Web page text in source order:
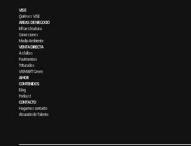
VISE
Quién es VISE
ÁREAS DE NEGOCIO
Infraestructura
Concesiones
Medio Ambiente
VENTA DIRECTA
Asfaltos
Pavimentos
Triturados
VISMART Green
AMOR
CONTENIDOS
Blog
Podcast
CONTACTO
Hagamos contacto
Atracción de Talento